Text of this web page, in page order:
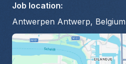
Job location:
Antwerpen Antwerp, Belgium